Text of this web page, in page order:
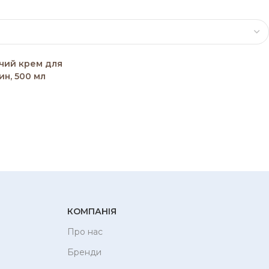
крем для
500 мл
КОМПАНІЯ
Про нас
Бренди